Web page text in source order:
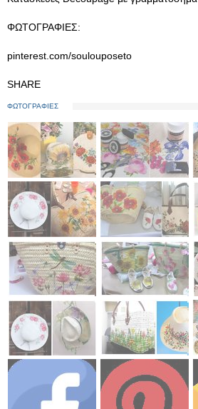
ΦΩΤΟΓΡΑΦΙΕΣ:
pinterest.com/soulouposeto
SHARE
ΦΩΤΟΓΡΑΦΙΕΣ